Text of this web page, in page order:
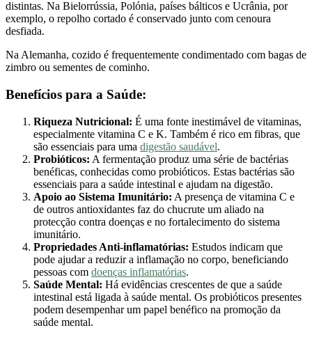
distintas. Na Bielorrússia, Polónia, países bálticos e Ucrânia, por
exemplo, o repolho cortado é conservado junto com cenoura
desfiada.
Na Alemanha, cozido é frequentemente condimentado com bagas de
zimbro ou sementes de cominho.
Benefícios para a Saúde:
Riqueza Nutricional: É uma fonte inestimável de vitaminas,
especialmente vitamina C e K. Também é rico em fibras, que
são essenciais para uma digestão saudável.
Probióticos: A fermentação produz uma série de bactérias
benéficas, conhecidas como probióticos. Estas bactérias são
essenciais para a saúde intestinal e ajudam na digestão.
Apoio ao Sistema Imunitário: A presença de vitamina C e
de outros antioxidantes faz do chucrute um aliado na
protecção contra doenças e no fortalecimento do sistema
imunitário.
Propriedades Anti-inflamatórias: Estudos indicam que
pode ajudar a reduzir a inflamação no corpo, beneficiando
pessoas com doenças inflamatórias.
Saúde Mental: Há evidências crescentes de que a saúde
intestinal está ligada à saúde mental. Os probióticos presentes
podem desempenhar um papel benéfico na promoção da
saúde mental.